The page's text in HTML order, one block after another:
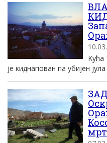
је киднапован па убијен